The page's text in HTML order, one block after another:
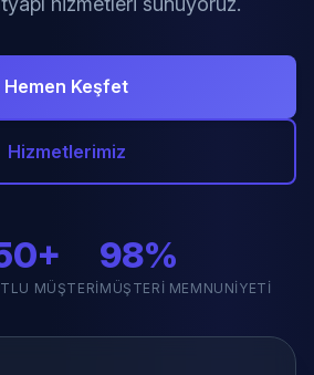
Hemen Keşfet
Hizmetlerimiz
MÜŞTERI
98%
MÜŞTERI MEMNUNIYETI